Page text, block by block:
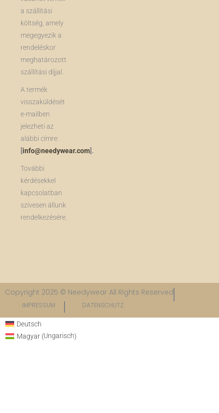
a szállítási
költség, amely
megegyezik a
rendeléskor
meghatározott
szállítási díjjal.
A termék
visszaküldését
e-mailben
jelezheti az
alábbi címre:
[info@needywear.com].
További
kérdésekkel
kapcsolatban
szívesen állunk
rendelkezésére.
Copyright 2025 © Needywear All Rights Reserved
IMPRESSUM DATENSCHUTZ​
Deutsch
Magyar (Ungarisch)